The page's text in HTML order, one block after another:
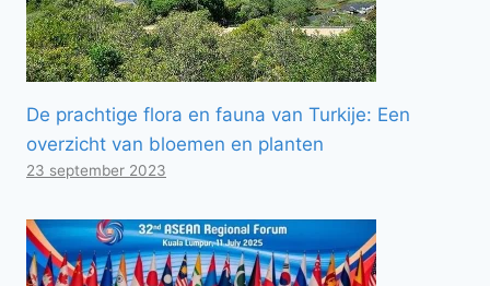
De prachtige flora en fauna van Turkije: Een
overzicht van bloemen en planten
23 september 2023